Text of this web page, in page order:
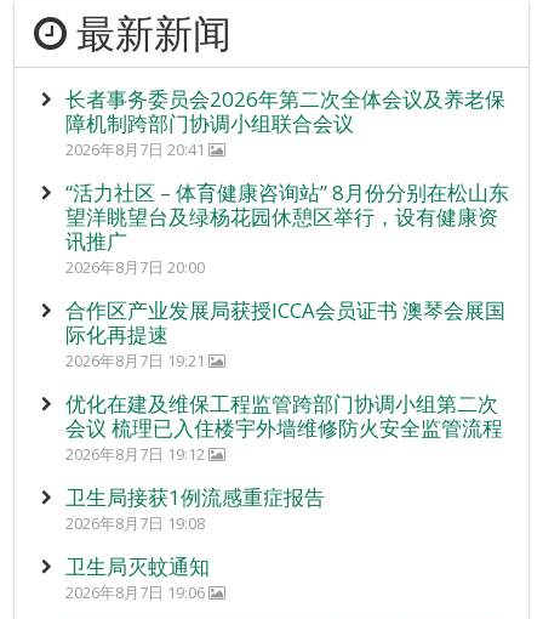
最新新闻
长者事务委员会2026年第二次全体会议及养老保
障机制跨部门协调小组联合会议
2026年8月7日 20:41
“活力社区 – 体育健康咨询站” 8月份分别在松山东
望洋眺望台及绿杨花园休憩区举行，设有健康资
讯推广
2026年8月7日 20:00
合作区产业发展局获授ICCA会员证书 澳琴会展国
际化再提速
2026年8月7日 19:21
优化在建及维保工程监管跨部门协调小组第二次
会议 梳理已入住楼宇外墙维修防火安全监管流程
2026年8月7日 19:12
卫生局接获1例流感重症报告
2026年8月7日 19:08
卫生局灭蚊通知
2026年8月7日 19:06